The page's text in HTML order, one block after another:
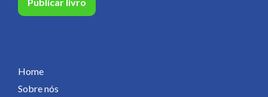
Publicar livro
Home
Sobre nós